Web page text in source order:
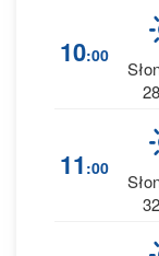
10:00
11 :00